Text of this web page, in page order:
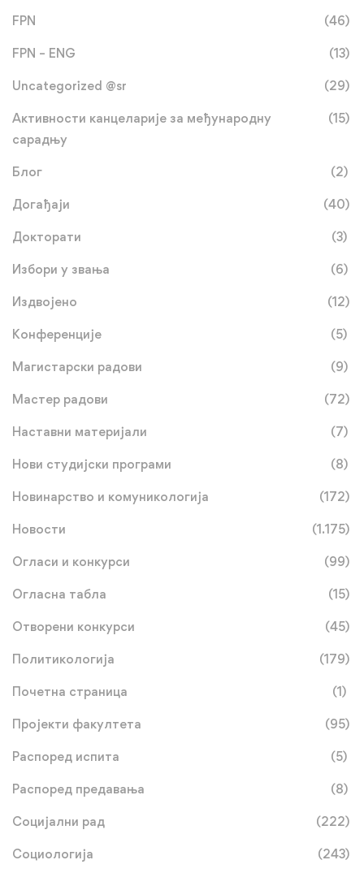
FPN (46)
FPN – ENG (13)
Uncategorized @sr (29)
Активности канцеларије за међународну
сарадњу
(15)
Блог (2)
Догађаји (40)
Докторати (3)
Избори у звања (6)
Издвојено (12)
Конференције (5)
Магистарски радови (9)
Мастер радови (72)
Наставни материјали (7)
Нови студијски програми (8)
Новинарство и комуникологија (172)
Новости (1.175)
Огласи и конкурси (99)
Огласна табла (15)
Отворени конкурси (45)
Политикологија (179)
Почетна страница (1)
Пројекти факултета (95)
Распоред испита (5)
Распоред предавања (8)
Социјални рад (222)
Социологија (243)